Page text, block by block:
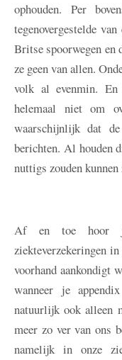
ophouden. Per
tegenovergestelde
Britse spoorwegen en
ze geen van allen.
volk al evenmin.
helemaal niet om
waarschijnlijk dat
berichten. Al houden
nuttigs zouden kunnen
Af en toe hoor
ziekteverzekeringen
voorhand aankondigt
wanneer je
natuurlijk ook alleen
meer zo ver van ons
namelijk in onze